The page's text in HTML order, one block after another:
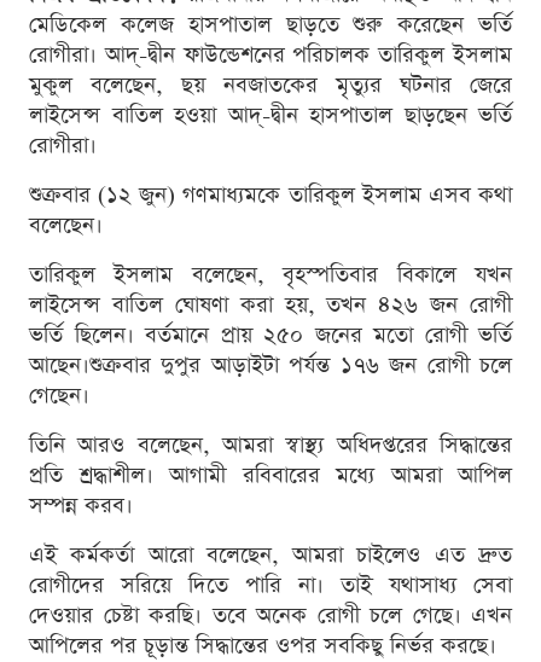
মেডিকেল কলেজ হাসপাতাল ছাড়তে শুরু করেছেন ভর্তি
রোগীরা। আদ্-দ্বীন ফাউন্ডেশনের পরিচালক তারিকুল ইসলাম
মুকুল বলেছেন, ছয় নবজাতকের মৃত্যুর ঘটনার জেরে
লাইসেন্স বাতিল হওয়া আদ্-দ্বীন হাসপাতাল ছাড়ছেন ভর্তি
রোগীরা।
শুক্রবার (১২ জুন) গণমাধ্যমকে তারিকুল ইসলাম এসব কথা
বলেছেন।
তারিকুল ইসলাম বলেছেন, বৃহস্পতিবার বিকালে যখন
লাইসেন্স বাতিল ঘোষণা করা হয়, তখন ৪২৬ জন রোগী
ভর্তি ছিলেন। বর্তমানে প্রায় ২৫০ জনের মতো রোগী ভর্তি
আছেন।শুক্রবার দুপুর আড়াইটা পর্যন্ত ১৭৬ জন রোগী চলে
গেছেন।
তিনি আরও বলেছেন, আমরা স্বাস্থ্য অধিদপ্তরের সিদ্ধান্তের
প্রতি শ্রদ্ধাশীল। আগামী রবিবারের মধ্যে আমরা আপিল
সম্পন্ন করব।
এই কর্মকর্তা আরো বলেছেন, আমরা চাইলেও এত দ্রুত
রোগীদের সরিয়ে দিতে পারি না। তাই যথাসাধ্য সেবা
দেওয়ার চেষ্টা করছি। তবে অনেক রোগী চলে গেছে। এখন
আপিলের পর চূড়ান্ত সিদ্ধান্তের ওপর সবকিছু নির্ভর করছে।